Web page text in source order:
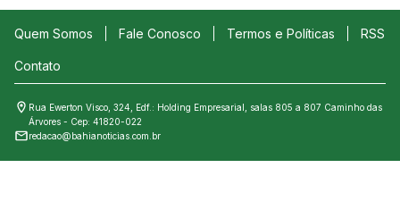
Quem Somos Fale Conosco Termos e Políticas RSS
Contato
Rua Ewerton Visco, 324, Edf.: Holding Empresarial, salas 805 a 807 Caminho das
Árvores - Cep: 41820-022
redacao@bahianoticias.com.br